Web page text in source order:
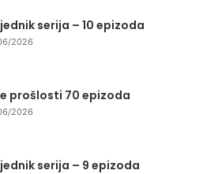
serija – 10 epizoda
2026
prošlosti 70 epizoda
2026
serija – 9 epizoda